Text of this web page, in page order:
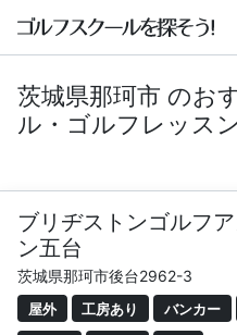
茨城県那珂市 のお
ル・ゴルフレッスン
ブリヂストンゴルフ
ン五台
茨城県那珂市後台2962-3
屋外 工房あり バンカー